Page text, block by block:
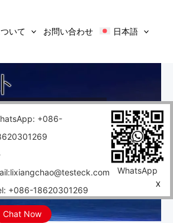
+086-
+086-18620301269
Chat Now
WhatsApp
X
いて お問い合わせ 日本語